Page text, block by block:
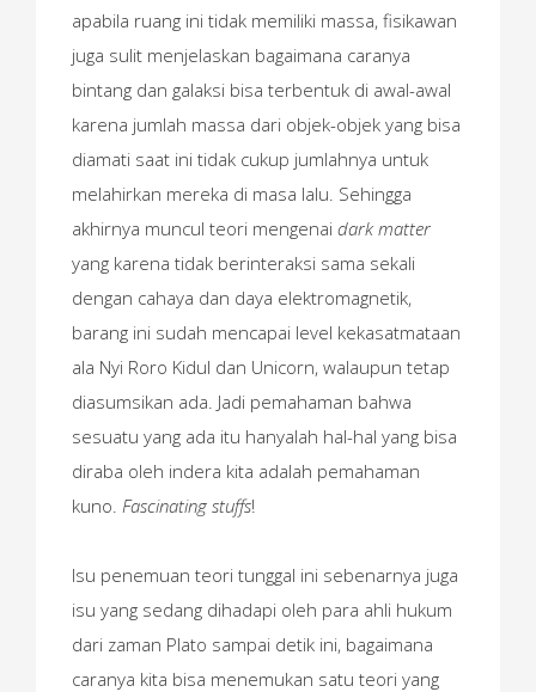
apabila ruang ini tidak memiliki massa, fisikawan
juga sulit menjelaskan bagaimana caranya
bintang dan galaksi bisa terbentuk di awal-awal
karena jumlah massa dari objek-objek yang bisa
diamati saat ini tidak cukup jumlahnya untuk
melahirkan mereka di masa lalu. Sehingga
akhirnya muncul teori mengenai dark matter
yang karena tidak berinteraksi sama sekali
dengan cahaya dan daya elektromagnetik,
barang ini sudah mencapai level kekasatmataan
ala Nyi Roro Kidul dan Unicorn, walaupun tetap
diasumsikan ada. Jadi pemahaman bahwa
sesuatu yang ada itu hanyalah hal-hal yang bisa
diraba oleh indera kita adalah pemahaman
kuno. Fascinating stuffs!
Isu penemuan teori tunggal ini sebenarnya juga
isu yang sedang dihadapi oleh para ahli hukum
dari zaman Plato sampai detik ini, bagaimana
caranya kita bisa menemukan satu teori yang